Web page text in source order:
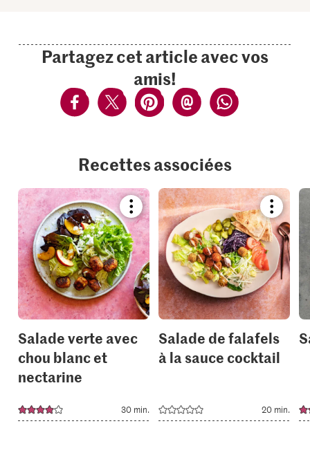
Partagez cet article avec vos
amis!
Recettes associées
Bookmark
recipe
or
add
it
to
your
collections.
Salade verte avec
chou blanc et
nectarine
30 min.
recipe
or
add
to
your
Salade de falafels
à la sauce cocktail
20 min.